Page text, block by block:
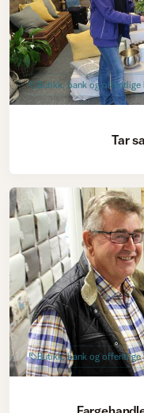
Butikk, bank og offentlige
Tar
Butikk, bank og offentlige